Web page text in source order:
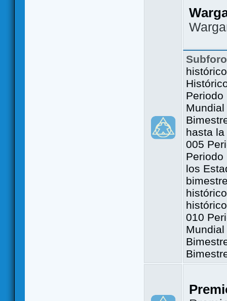
Periodo
hasta
005
Periodo
los
010